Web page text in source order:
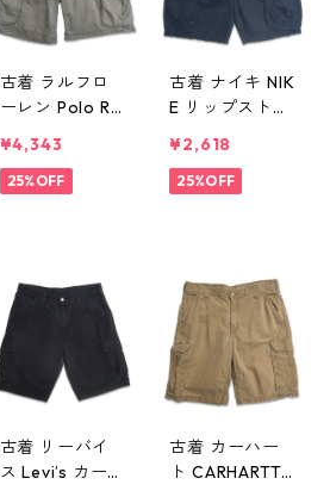
古着 ラルフロ
ーレン Polo Ral
ゴ ショートパ
ンツ ハーフパ
805
¥4,343
25%OFF
古着 ナイキ NIK
E リップストッ
ートパンツ ハ
ーフパンツ ネ
¥2,618
25%OFF
古着 リーバイ
ス Levi’s カーゴ
古着 カーハー
ト CARHARTT R